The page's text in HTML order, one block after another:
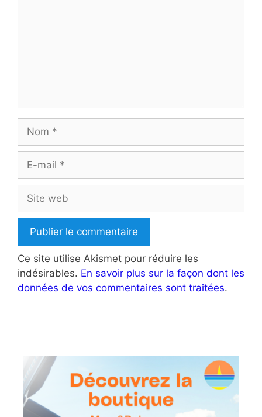
mail
web
Ce site utilise Akismet pour réduire les
indésirables. En savoir plus sur la façon dont les
données de vos commentaires sont traitées.